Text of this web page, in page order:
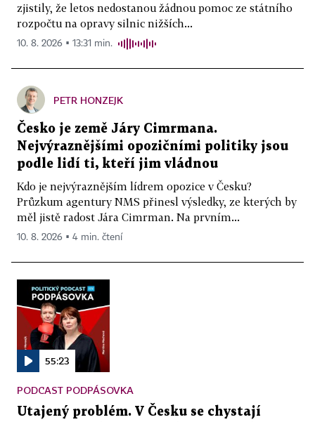
zjistily, že letos nedostanou žádnou pomoc ze státního
rozpočtu na opravy silnic nižších...
10. 8. 2026 ▪ 13:31 min.
PETR HONZEJK
Česko je země Járy Cimrmana.
Nejvýraznějšími opozičními politiky jsou
podle lidí ti, kteří jim vládnou
Kdo je nejvýraznějším lídrem opozice v Česku?
Průzkum agentury NMS přinesl výsledky, ze kterých by
měl jistě radost Jára Cimrman. Na prvním...
10. 8. 2026 ▪ 4 min. čtení
55:23
PODCAST PODPÁSOVKA
Utajený problém. V Česku se chystají